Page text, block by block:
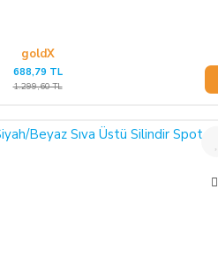
goldX
688,79 TL
1.299,60 TL